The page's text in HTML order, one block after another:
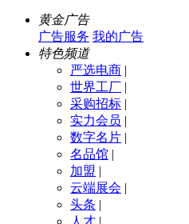
黄金广告
广告服务 我的广告
特色频道
严选电商 |
世界工厂 |
采购招标 |
实力会员 |
数字名片 |
名品馆 |
加盟 |
云端展会 |
头条 |
人才 |